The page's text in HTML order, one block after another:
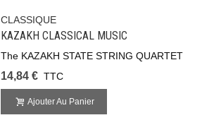
CLASSIQUE
KAZAKH CLASSICAL MUSIC
The KAZAKH STATE STRING QUARTET
14,84 € TTC
Ajouter Au Panier